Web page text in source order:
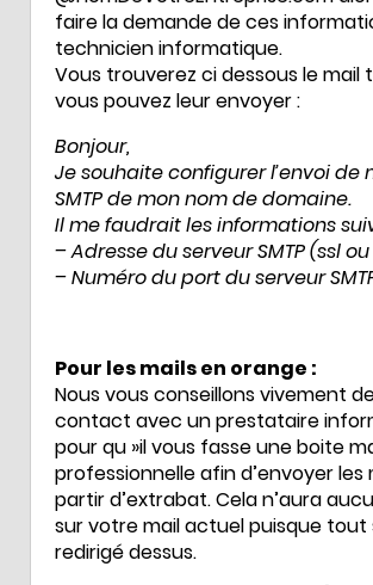
faire la demande de ces
technicien informatique.
Vous trouverez ci dessous le mail
vous pouvez leur envoyer :
Bonjour,
Je souhaite configurer l’envoi de
SMTP de mon nom de domaine.
Il me faudrait les informations
– Adresse du serveur SMTP (ssl
– Numéro du port du serveur
Pour les mails en orange :
Nous vous conseillons vivement
contact avec un prestataire
pour qu »il vous fasse une boite
professionnelle afin d’envoyer les
partir d’extrabat. Cela n’aura
sur votre mail actuel puisque tout
redirigé dessus.